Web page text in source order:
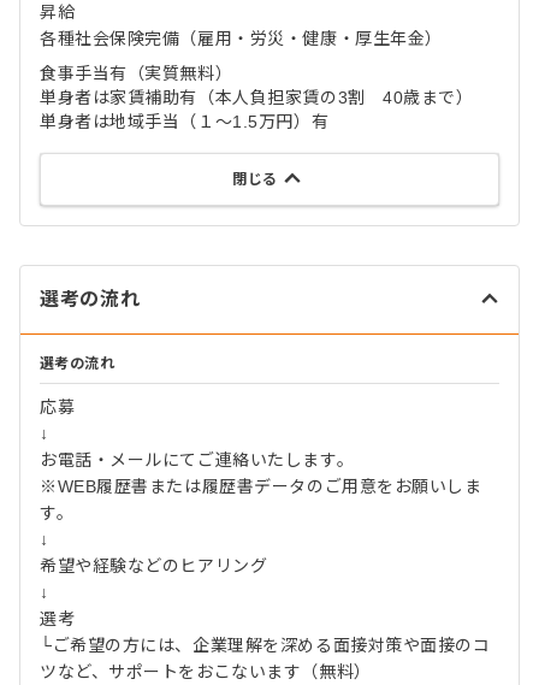
昇給
各種社会保険完備（雇用・労災・健康・厚生年金）
食事手当有（実質無料）
単身者は家賃補助有（本人負担家賃の3割 40歳まで）
単身者は地域手当（１～1.5万円）有
閉じる
選考の流れ
選考の流れ
応募
↓
お電話・メールにてご連絡いたします。
※WEB履歴書または履歴書データのご用意をお願いしま
す。
↓
希望や経験などのヒアリング
↓
選考
└ご希望の方には、企業理解を深める面接対策や面接のコ
ツなど、サポートをおこないます（無料）